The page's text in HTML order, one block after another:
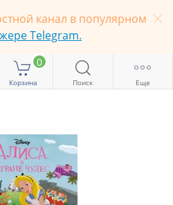
канал в популярном
Telegram.
0
Корзина Поиск Еще